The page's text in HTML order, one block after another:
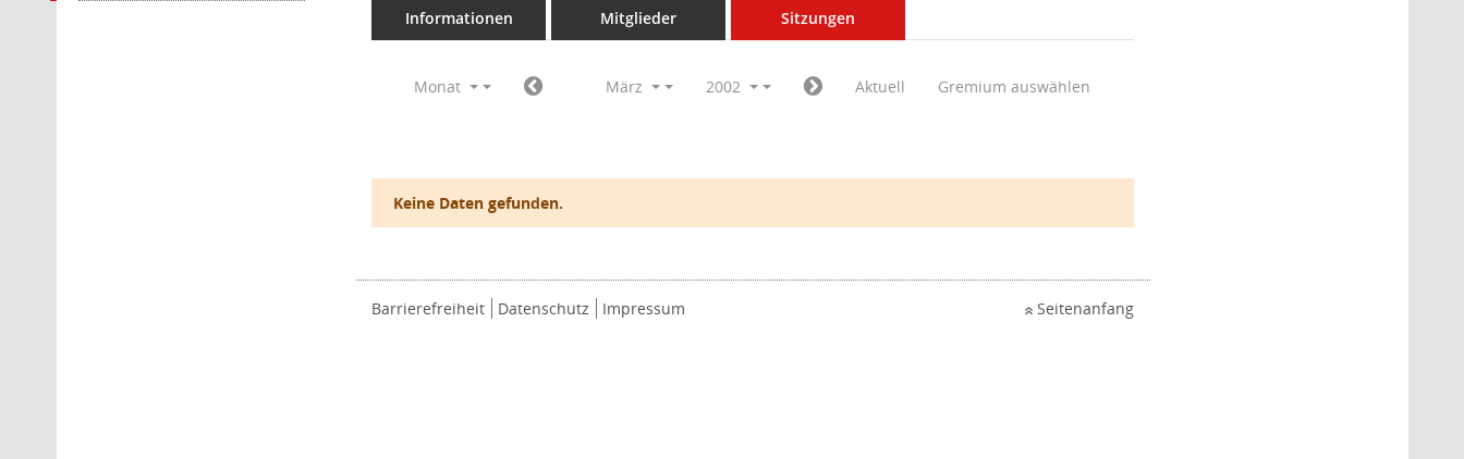
Informationen Mitglieder Sitzungen
Monat März 2002 Aktuell Gremium auswählen
Keine Daten gefunden.
Barrierefreiheit Datenschutz Impressum Seitenanfang